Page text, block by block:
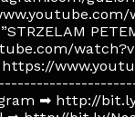
https://
➡ http://